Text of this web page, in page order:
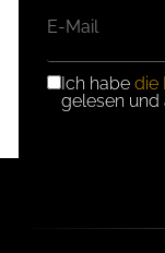
MAIL
DSGVO-
Ich habe die
gelesen und